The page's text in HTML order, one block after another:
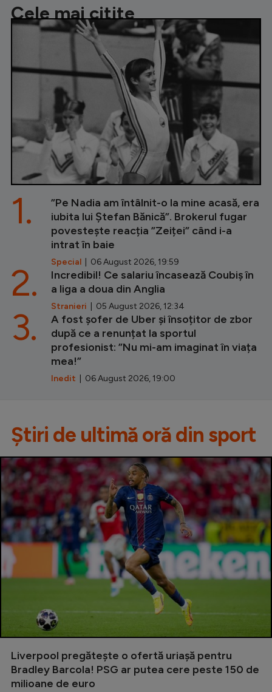
Cele mai citite
”Pe Nadia am întâlnit-o la mine acasă, era
iubita lui Ștefan Bănică”. Brokerul fugar
povestește reacția ”Zeiței” când i-a
intrat în baie
Special | 06 August 2026, 19:59
1.
Incredibil! Ce salariu încasează Coubiș în
a liga a doua din Anglia
Stranieri | 05 August 2026, 12:34
2.
A fost șofer de Uber și însoțitor de zbor
după ce a renunțat la sportul
profesionist: ”Nu mi-am imaginat în viața
mea!”
Inedit | 06 August 2026, 19:00
3.
Știri de ultimă oră din sport
Liverpool pregătește o ofertă uriașă pentru
Bradley Barcola! PSG ar putea cere peste 150 de
milioane de euro